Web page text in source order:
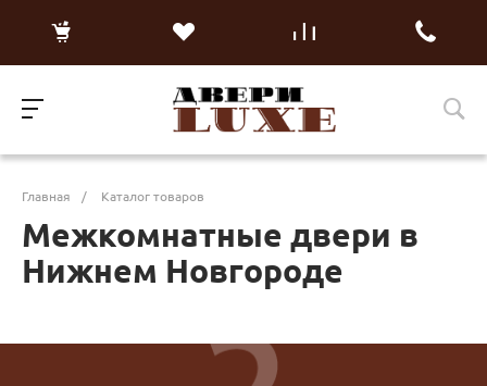
Главная / Каталог товаров
Межкомнатные двери в
Нижнем Новгороде